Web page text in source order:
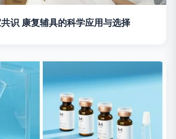
识 康复辅具的科学应用与选择